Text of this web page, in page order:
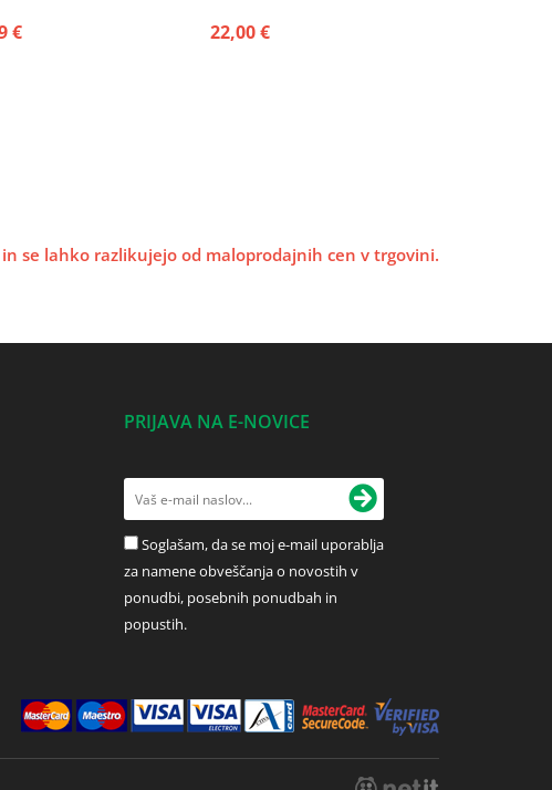
€ 22,00 €
se lahko razlikujejo od maloprodajnih cen v trgovini.
PRIJAVA NA E-NOVICE
Soglašam, da se moj e-mail uporablja
za namene obveščanja o novostih v
ponudbi, posebnih ponudbah in
popustih.